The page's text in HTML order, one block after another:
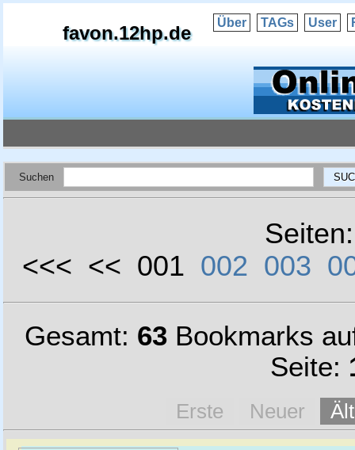
favon.12hp.de Über TAGs User
Suchen
<<< << 001 002 003
Gesamt: 63 Bookmarks
Seite:
Erste Neuer